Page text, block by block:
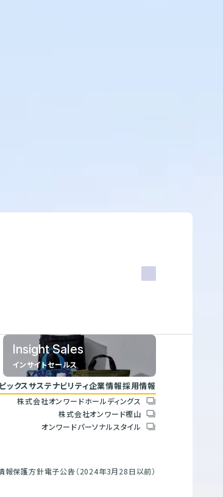
Insight Sales
インサイトセールス
ックスサステナビリティ
トップコミットメント
サステナビリティ方針
重要課題とSDGs
ESGデータブック
サステナビリティレポート
企業情報
会社概要
人権方針
環境方針
調達指針
採用情報
株式会社オンワードホールディングス
株式会社オンワード樫山
オンワードパーソナルスタイル
報保護方針電子公告（2024年3月28日以前）